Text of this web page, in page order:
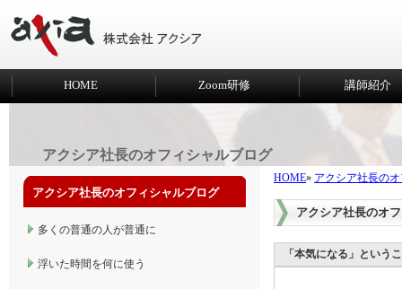
HOME Zoom研修 講師紹介
アクシア社長のオフィシャルブログ
HOME» アクシア社長の
アクシア社長のオ
「本気になる」という
アクシア社長のオフィシャルブログ
多くの普通の人が普通に
浮いた時間を何に使う